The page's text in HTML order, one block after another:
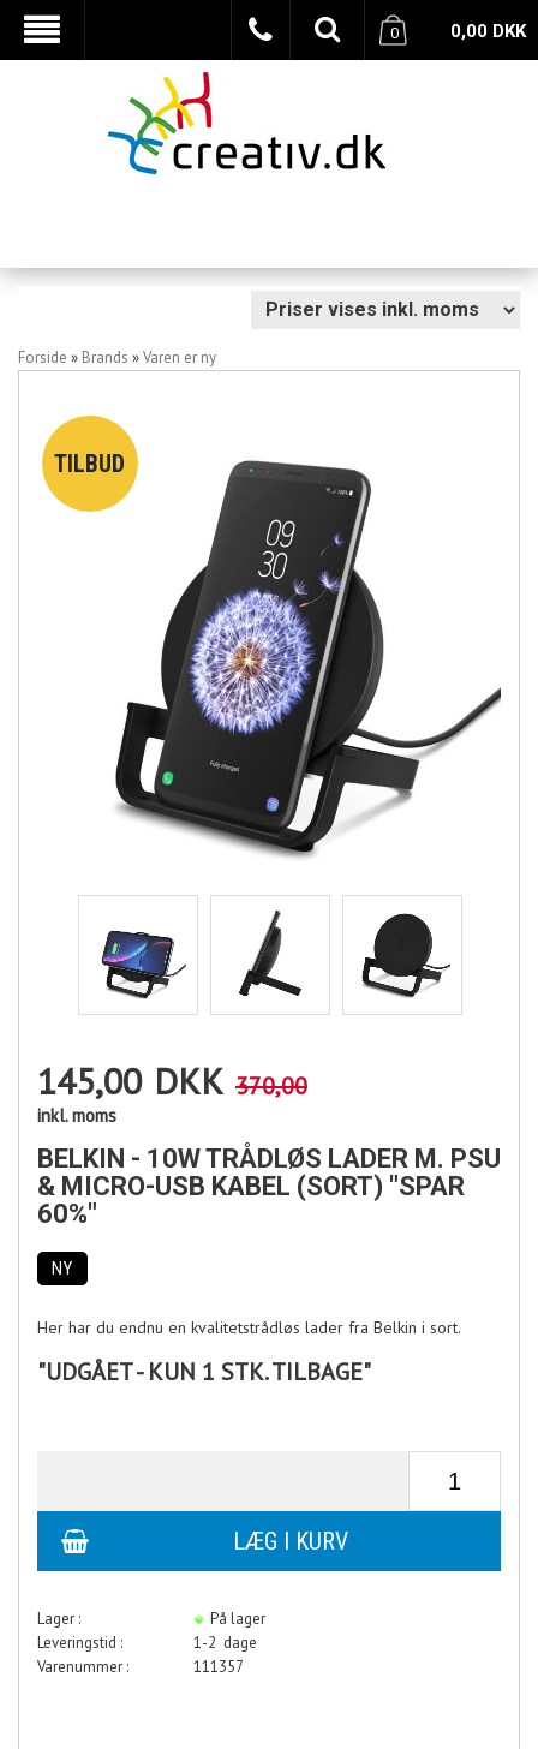
0,00 DKK
0
Forside » Brands »Varen er ny
145,00 DKK 370,00
inkl. moms
BELKIN - 10W TRÅDLØS LADER M. PSU
& MICRO-USB KABEL (SORT) "SPAR
60%"
NY
Her har du endnu en kvalitetstrådløs lader fra Belkin i sort.
"UDGÅET - KUN 1 STK. TILBAGE"
Lager :
På lager
Leveringstid :
1-2 dage
Varenummer :
111357